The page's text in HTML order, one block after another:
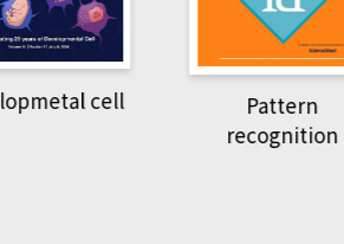
Pattern
National
Geographic